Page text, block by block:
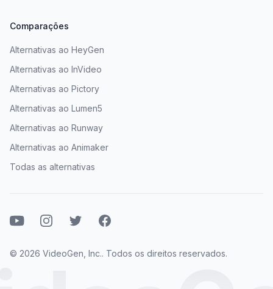
Comparações
Alternativas ao HeyGen
Alternativas ao InVideo
Alternativas ao Pictory
Alternativas ao Lumen5
Alternativas ao Runway
Alternativas ao Animaker
Todas as alternativas
YoutubeInstagramTwitterFacebook
© 2026 VideoGen, Inc.. Todos os direitos reservados.